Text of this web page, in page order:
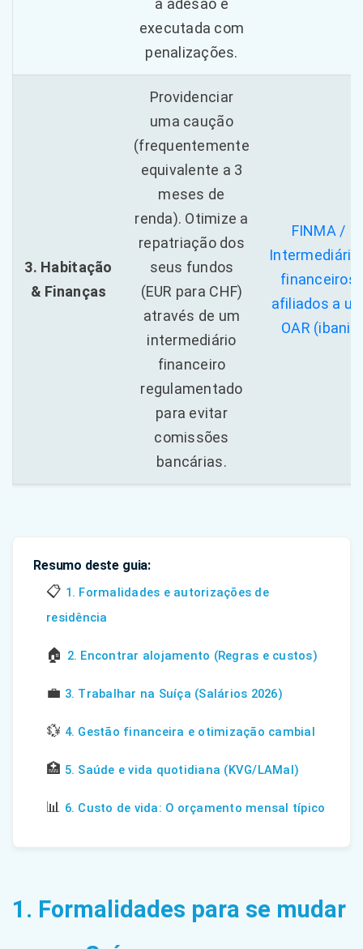
a adesão é
executada com
penalizações.
3. Habitação
& Finanças
Providenciar
uma caução
(frequentemente
equivalente a 3
meses de
renda). Otimize a
repatriação dos
seus fundos
(EUR para CHF)
através de um
intermediário
financeiro
regulamentado
para evitar
comissões
bancárias.
FINMA /
financeiros
afiliados a
OAR (ibani)
Resumo deste guia:
📋 1. Formalidades e autorizações de
residência
🏠 2. Encontrar alojamento (Regras e custos)
💼 3. Trabalhar na Suíça (Salários 2026)
💱 4. Gestão financeira e otimização cambial
🏥 5. Saúde e vida quotidiana (KVG/LAMal)
📊 6. Custo de vida: O orçamento mensal típico
1. Formalidades para se mudar